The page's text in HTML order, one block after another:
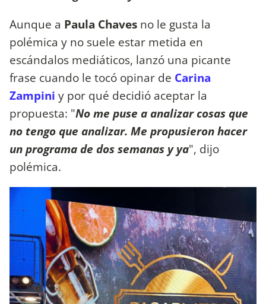
Aunque a Paula Chaves no le gusta la
polémica y no suele estar metida en
escándalos mediáticos, lanzó una picante
frase cuando le tocó opinar de Carina
Zampini y por qué decidió aceptar la
propuesta: "No me puse a analizar cosas que
no tengo que analizar. Me propusieron hacer
un programa de dos semanas y ya", dijo
polémica.